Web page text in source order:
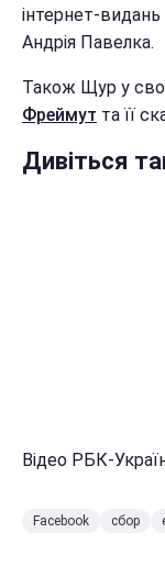
інтернет-
Андрія Павелка.
Також Щур у
Фреймут та її
Дивіться
Відео РБК-
Facebook сбор